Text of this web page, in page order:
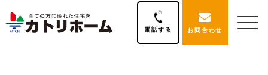
電話する お問合わせ